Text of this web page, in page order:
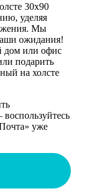
30х90
уделяя
Мы
ожидания!
дом или офис
подарить
на холсте
уже